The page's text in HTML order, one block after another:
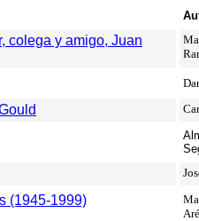
colega y amigo, Juan
(1945-1999)